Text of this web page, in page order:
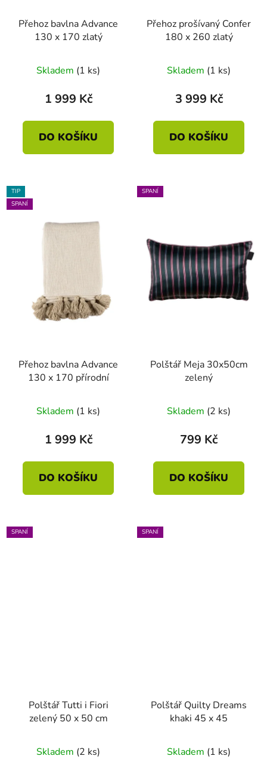
Přehoz bavlna Advance
130 x 170 zlatý
Skladem (1 ks)
1 999 Kč
DO KOŠÍKU
Přehoz prošívaný Confer
180 x 260 zlatý
Skladem (1 ks)
3 999 Kč
DO KOŠÍKU
TIP
SPANÍ
Přehoz bavlna Advance
130 x 170 přírodní
Skladem (1 ks)
1 999 Kč
DO KOŠÍKU
SPANÍ
Polštář Meja 30x50cm
zelený
Skladem (2 ks)
799 Kč
DO KOŠÍKU
SPANÍ
Polštář Tutti i Fiori
zelený 50 x 50 cm
Skladem (2 ks)
SPANÍ
Polštář Quilty Dreams
khaki 45 x 45
Skladem (1 ks)